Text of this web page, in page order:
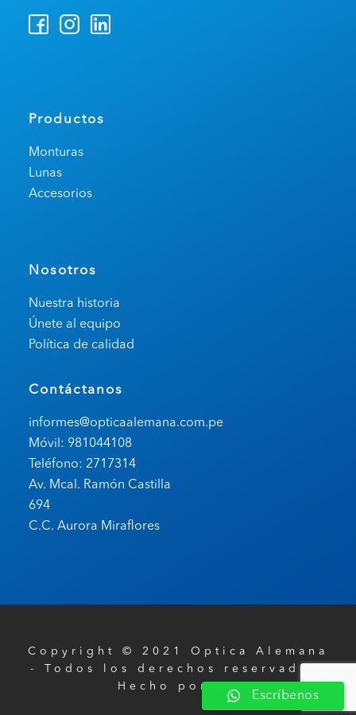
Productos
Monturas
Lunas
Accesorios
Nosotros
Nuestra historia
Únete al equipo
Política de calidad
Contáctanos
informes@opticaalemana.com.pe
Móvil: 981044108
Teléfono: 2717314
Av. Mcal. Ramón Castilla
694
C.C. Aurora Miraflores
Copyright © 2021 Optica Alemana
- Todos los derechos reservados.
Hecho por
Escríbenos